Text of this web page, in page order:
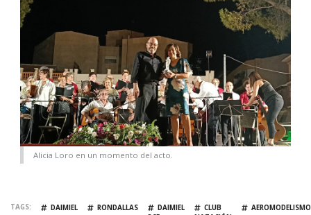
Alicia Loro en un momento del acto.
TAGS DAIMIEL RONDALLAS
DAIMIEL
CLUB
AEROMODELISMO